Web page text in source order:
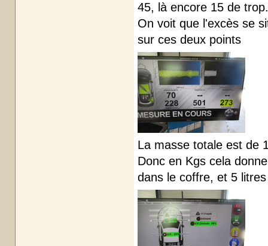
45, là encore 15 de
On voit que l'excès se
sur ces deux points
La masse totale est de
Donc en Kgs cela
dans le coffre, et 5